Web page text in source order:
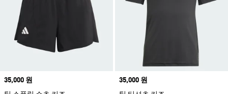
Price
35,000 원
Price
35,000 원